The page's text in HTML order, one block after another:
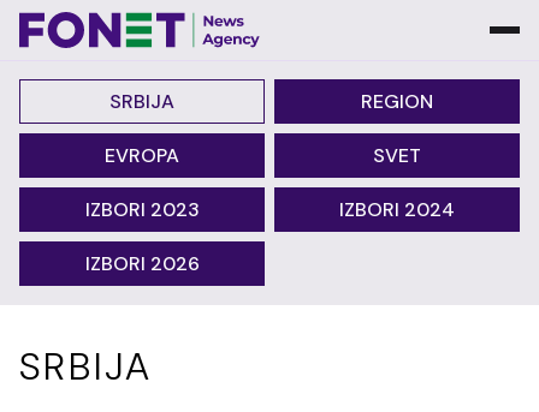
SRBIJA REGION
EVROPA SVET
IZBORI 2023 IZBORI 2024
IZBORI 2026
SRBIJA